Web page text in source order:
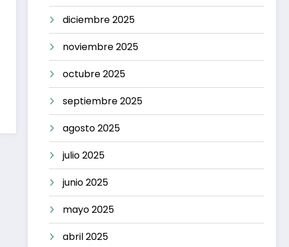
diciembre 2025
noviembre 2025
octubre 2025
septiembre 2025
agosto 2025
julio 2025
junio 2025
mayo 2025
abril 2025